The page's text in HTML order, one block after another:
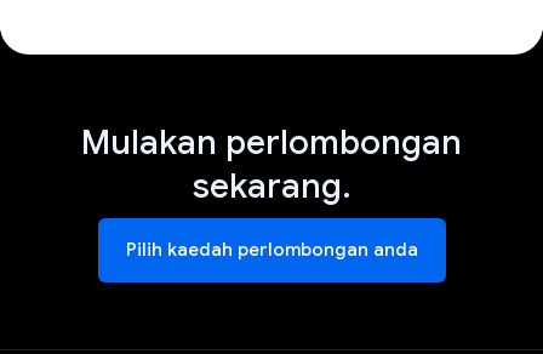
Mulakan perlombongan
sekarang.
Pilih kaedah perlombongan anda